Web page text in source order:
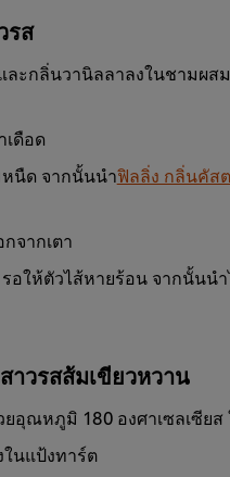
รส
ละกลิ่นวานิลลาลงในชามผ
ดือด
หนืด จากนั้นนำฟิลลิ่ง กลิ่นคัส
จากเตา
อให้ตัวไส้หายร้อน จากนั้นน
วรสส้มเขียวหวาน
ยอุณหภูมิ 180 องศาเซลเซียส
ในแป้งทาร์ต